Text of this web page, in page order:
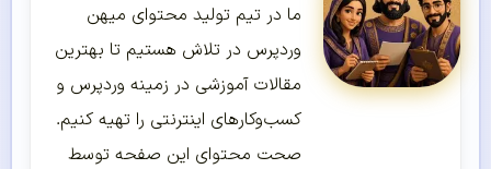
ما در تیم تولید محتوای میهن
وردپرس در تلاش هستیم تا بهترین
مقالات آموزشی در زمینه وردپرس و
کسب‌و‌کارهای اینترنتی را تهیه کنیم.
صحت محتوای این صفحه توسط